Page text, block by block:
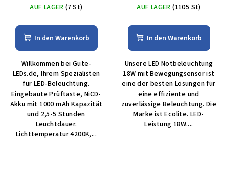
AUF LAGER(7 St)
In den Warenkorb
Willkommen bei Gute-
LEDs.de, Ihrem Spezialisten
für LED-Beleuchtung.
Eingebaute Prüftaste, NiCD-
Akku mit 1000 mAh Kapazität
und 2,5-5 Stunden
Leuchtdauer.
Lichttemperatur 4200K,...
AUF LAGER(1105 St)
In den Warenkorb
Unsere LED Notbeleuchtung
18W mit Bewegungsensor ist
eine der besten Lösungen für
eine effiziente und
zuverlässige Beleuchtung. Die
Marke ist Ecolite. LED-
Leistung 18W....